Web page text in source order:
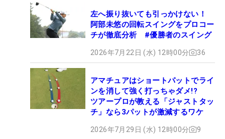
左へ振り抜いても引っかけない！
阿部未悠の回転スイングをプロコー
チが徹底分析 #優勝者のスイング
2026年7月22日 (水) 12時00分 36
アマチュアはショートパットでライ
ンを消して強く打っちゃダメ!?
ツアープロが教える「ジャストタッ
チ」なら3パットが激減するワケ
2026年7月29日 (水) 12時00分 9